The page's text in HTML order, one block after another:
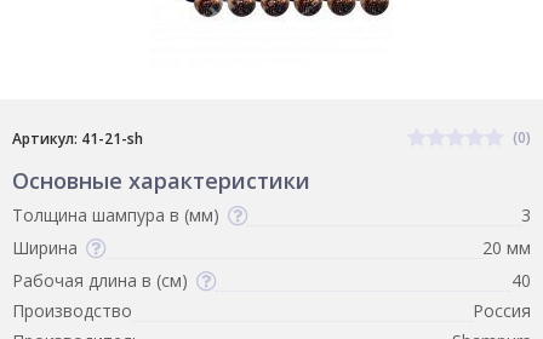
Артикул: 41-21-sh (0)
Основные характеристики
Толщина шампура в (мм)
3
Ширина
20 мм
Рабочая длина в (см)
40
Производство
Россия